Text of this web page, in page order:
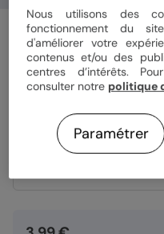
Magnet famille
Cinematic III
Nous utilisons des
fonctionnement du
d'améliorer votre
contenus et/ou des
centres d’intérêts.
consulter notre politique
Paramétrer